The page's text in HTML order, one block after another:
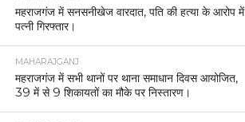
महराजगंज में सनसनीखेज वारदात, पति की हत्या के आरोप में
पत्नी गिरफ्तार।
MAHARAJGANJ
महराजगंज में सभी थानों पर थाना समाधान दिवस आयोजित,
39 में से 9 शिकायतों का मौके पर निस्तारण।